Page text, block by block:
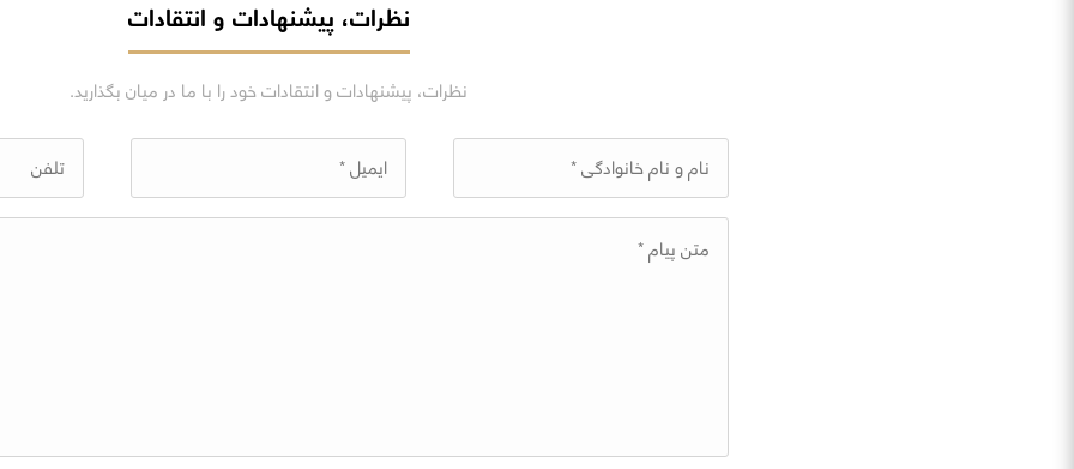
نظرات، پیشنهادات و انتقادات
نظرات، پیشنهادات و انتقادات خود را با ما در میان بگذارید.